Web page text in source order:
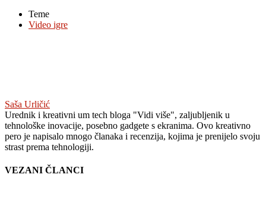
Teme
Video igre
Saša Urličić
Urednik i kreativni um tech bloga "Vidi više", zaljubljenik u
tehnološke inovacije, posebno gadgete s ekranima. Ovo kreativno
pero je napisalo mnogo članaka i recenzija, kojima je prenijelo svoju
strast prema tehnologiji.
VEZANI ČLANCI